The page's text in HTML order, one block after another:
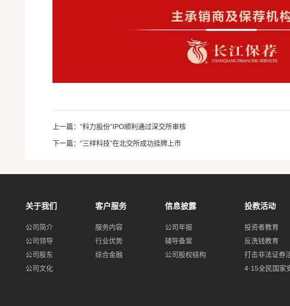
上一篇：“科力股份”IPO顺利通过深交所审核
下一篇：“三祥科技”在北交所成功挂牌上市
关于我们
公司简介
公司领导
公司股东
公司文化
客户服务
服务内容
行业优势
综合金融
信息披露
公司年报
辅导备案
公司股权结构
投教活动
投资者教育
反洗钱教育
打击非法证券
4·15全民国家